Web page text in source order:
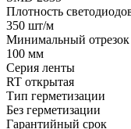
Плотность
350 шт/м
Минимальный отрезок
100 мм
Серия ленты
RT открытая
Тип герметизации
Без герметизации
Гарантийный срок